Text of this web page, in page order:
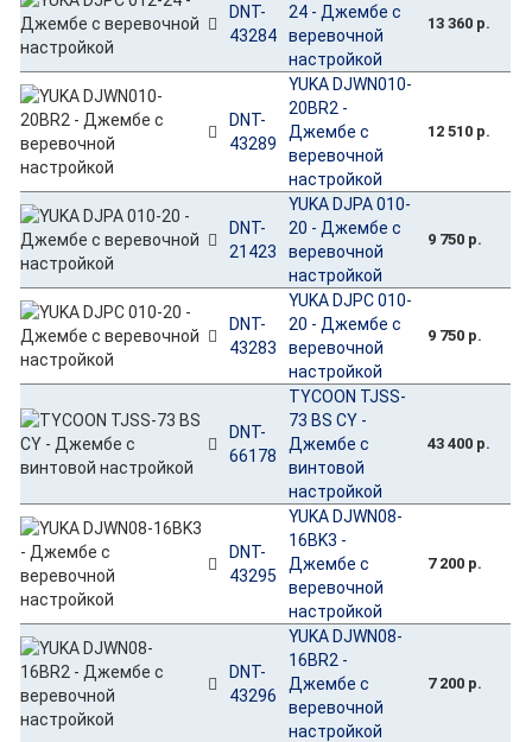
DNT-
43284
24 - Джембе с
веревочной
настройкой
13 360 р.
DNT-
43289
YUKA DJWN010-
20BR2 -
Джембе с
веревочной
настройкой
12 510 р.
DNT-
21423
YUKA DJPA 010-
20 - Джембе с
веревочной
настройкой
9 750 р.
DNT-
43283
YUKA DJPC 010-
20 - Джембе с
веревочной
настройкой
9 750 р.
DNT-
66178
TYCOON TJSS-
73 BS CY -
Джембе с
винтовой
настройкой
43 400 р.
DNT-
43295
YUKA DJWN08-
16BK3 -
Джембе с
веревочной
настройкой
7 200 р.
DNT-
43296
YUKA DJWN08-
16BR2 -
Джембе с
веревочной
настройкой
7 200 р.